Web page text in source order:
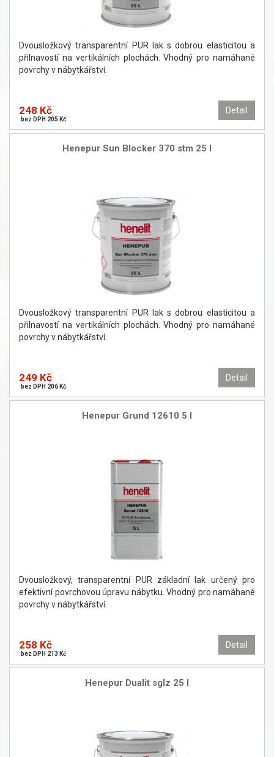
Dvousložkový transparentní PUR lak s dobrou elasticitou a
přilnavostí na vertikálních plochách. Vhodný pro namáhané
povrchy v nábytkářství.
Detail
248 Kč
bez DPH 205 Kč
Henepur Sun Blocker 370 stm 25 l
Dvousložkový transparentní PUR lak s dobrou elasticitou a
přilnavostí na vertikálních plochách. Vhodný pro namáhané
povrchy v nábytkářství.
Detail
249 Kč
bez DPH 206 Kč
Henepur Grund 12610 5 l
Dvousložkový, transparentní PUR základní lak určený pro
efektivní povrchovou úpravu nábytku. Vhodný pro namáhané
povrchy v nábytkářství.
Detail
258 Kč
bez DPH 213 Kč
Henepur Dualit sglz 25 l